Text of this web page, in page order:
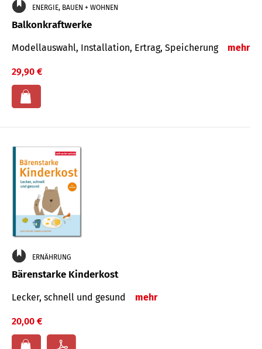
ENERGIE, BAUEN + WOHNEN
Balkonkraftwerke
Modellauswahl, Installation, Ertrag, Speicherung mehr
29,90 €
ERNÄHRUNG
Bärenstarke Kinderkost
Lecker, schnell und gesund mehr
20,00 €